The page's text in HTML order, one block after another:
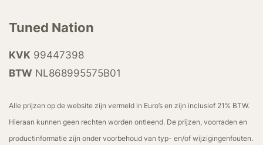
Tuned Nation
KVK 99447398
BTW NL868995575B01
Alle prijzen op de website zijn vermeld in Euro’s en zijn inclusief 21% BTW.
Hieraan kunnen geen rechten worden ontleend. De prijzen, voorraden en
productinformatie zijn onder voorbehoud van typ- en/of wijzigingenfouten.